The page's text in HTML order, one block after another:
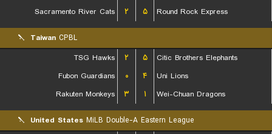
Sacramento River Cats
۲ ۵ Round Rock Express
Taiwan CPBL
TSG Hawks
۲ ۵
Citic Brothers Elephants
Fubon Guardians
۰ ۴
Uni Lions
Rakuten Monkeys
۳ ۱ Wei-Chuan Dragons
United States MiLB Double-A Eastern League